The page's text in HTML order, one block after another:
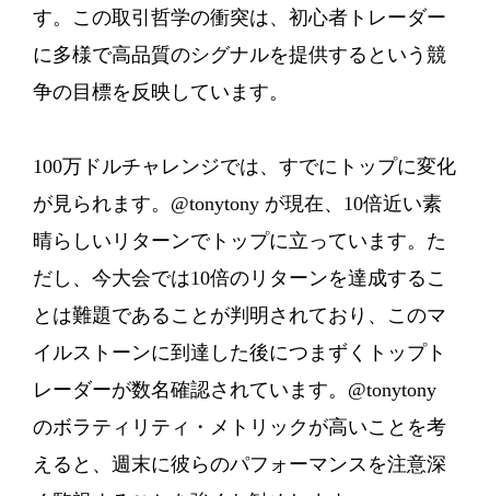
す。この取引哲学の衝突は、初心者トレーダー
に多様で高品質のシグナルを提供するという競
争の目標を反映しています。
100万ドルチャレンジでは、すでにトップに変化
が見られます。@tonytony が現在、10倍近い素
晴らしいリターンでトップに立っています。た
だし、今大会では10倍のリターンを達成するこ
とは難題であることが判明されており、このマ
イルストーンに到達した後につまずくトップト
レーダーが数名確認されています。@tonytony
のボラティリティ・メトリックが高いことを考
えると、週末に彼らのパフォーマンスを注意深